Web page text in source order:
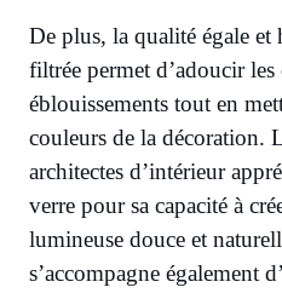
De plus, la qualité égale
filtrée permet d’adoucir
éblouissements tout en
couleurs de la décoration.
architectes d’intérieur
verre pour sa capacité à
lumineuse douce et
s’accompagne également